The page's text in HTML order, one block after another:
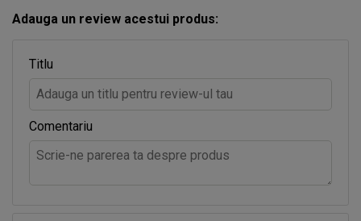
Adauga un review acestui produs:
Titlu
Comentariu